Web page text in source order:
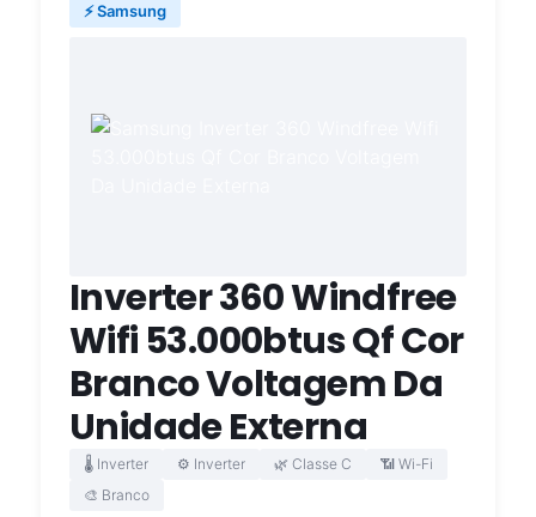
⚡ Samsung
Inverter 360 Windfree
Wifi 53.000btus Qf Cor
Branco Voltagem Da
Unidade Externa
🌡️ Inverter ⚙️ Inverter 🌿 Classe C
📶 Wi-Fi
🎨 Branco